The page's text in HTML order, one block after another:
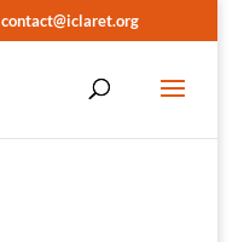
contact@iclaret.org